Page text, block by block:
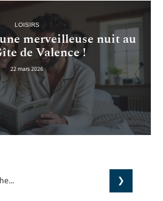
LOISIRS
merveilleuse nuit au
de Valence !
22 mars 2026